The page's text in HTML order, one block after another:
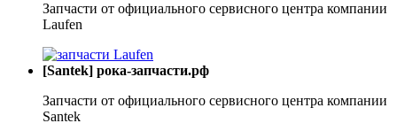
Запчасти от официального сервисного центра компании
Laufen
[Santek] рока-запчасти.рф
Запчасти от официального сервисного центра компании
Santek